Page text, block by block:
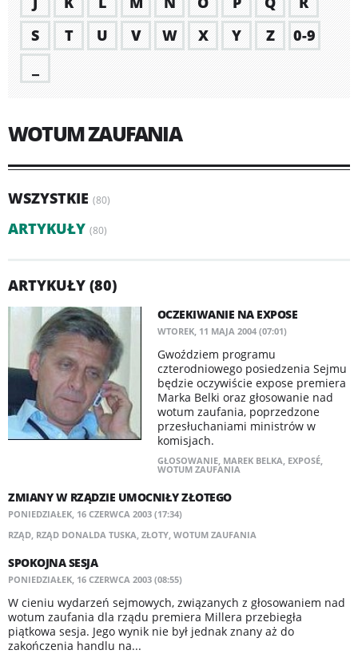
S
T U V W X Y Z
0-9
WOTUM ZAUFANIA
WSZYSTKIE (80)
ARTYKUŁY (80)
ARTYKUŁY (80)
OCZEKIWANIE NA EXPOSE
WTOREK, 11 MAJA 2004 (07:01)
Gwoździem programu
czterodniowego posiedzenia Sejmu
będzie oczywiście expose premiera
Marka Belki oraz głosowanie nad
wotum zaufania, poprzedzone
przesłuchaniami ministrów w
komisjach.
GŁOSOWANIE, MAREK BELKA, EXPOSÉ,
WOTUM ZAUFANIA
ZMIANY W RZĄDZIE UMOCNIŁY ZŁOTEGO
PONIEDZIAŁEK, 16 CZERWCA 2003 (17:34)
RZĄD, RZĄD DONALDA TUSKA, ZŁOTY, WOTUM ZAUFANIA
SPOKOJNA SESJA
PONIEDZIAŁEK, 16 CZERWCA 2003 (08:55)
W cieniu wydarzeń sejmowych, związanych z głosowaniem nad
wotum zaufania dla rządu premiera Millera przebiegła
piątkowa sesja. Jego wynik nie był jednak znany aż do
zakończenia handlu na...